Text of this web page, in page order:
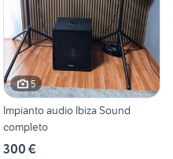
5
Impianto audio Ibiza Sound
completo
300 €